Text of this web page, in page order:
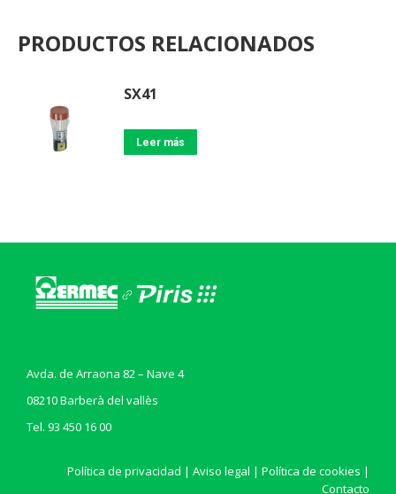
PRODUCTOS RELACIONADOS
SX41
Leer más
Avda. de Arraona 82 – Nave 4
08210 Barberà del vallès
Tel. 93 450 16 00
Política de privacidad | Aviso legal | Política de cookies |
Contacto